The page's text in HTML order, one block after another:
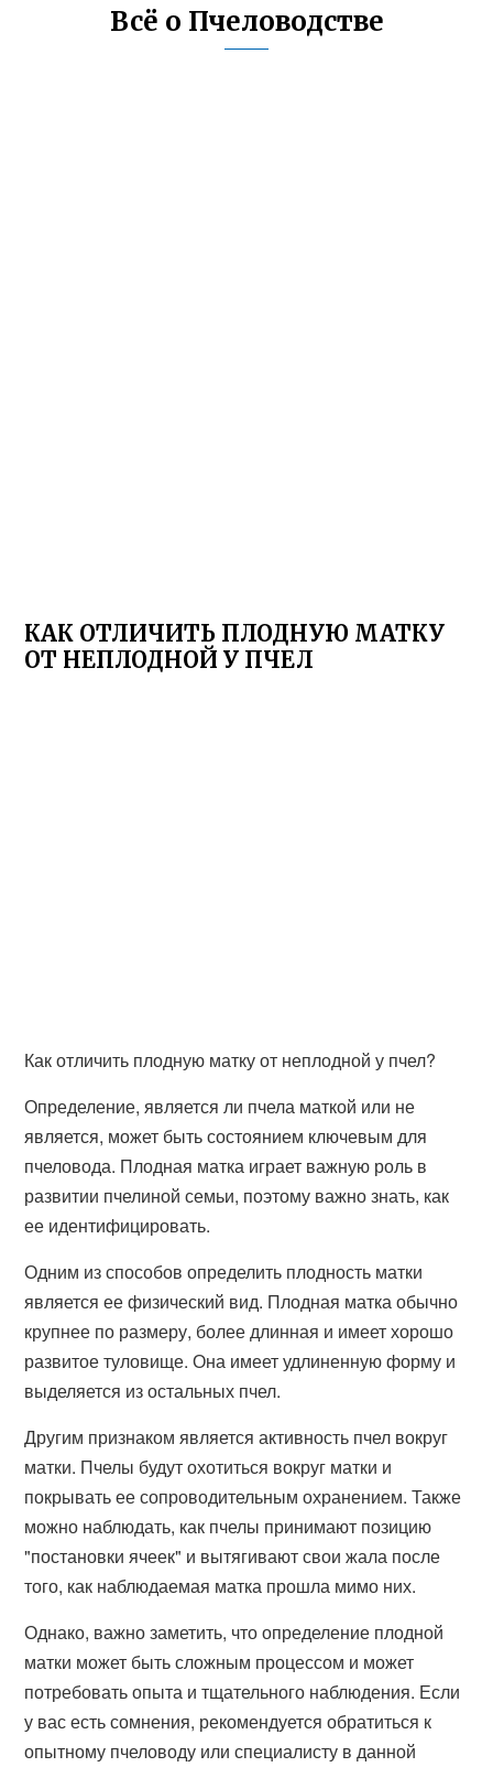
Всё о Пчеловодстве
КАК ОТЛИЧИТЬ ПЛОДНУЮ МАТКУ
ОТ НЕПЛОДНОЙ У ПЧЕЛ
Как отличить плодную матку от неплодной у пчел?
Определение, является ли пчела маткой или не
является, может быть состоянием ключевым для
пчеловода. Плодная матка играет важную роль в
развитии пчелиной семьи, поэтому важно знать, как
ее идентифицировать.
Одним из способов определить плодность матки
является ее физический вид. Плодная матка обычно
крупнее по размеру, более длинная и имеет хорошо
развитое туловище. Она имеет удлиненную форму и
выделяется из остальных пчел.
Другим признаком является активность пчел вокруг
матки. Пчелы будут охотиться вокруг матки и
покрывать ее сопроводительным охранением. Также
можно наблюдать, как пчелы принимают позицию
"постановки ячеек" и вытягивают свои жала после
того, как наблюдаемая матка прошла мимо них.
Однако, важно заметить, что определение плодной
матки может быть сложным процессом и может
потребовать опыта и тщательного наблюдения. Если
у вас есть сомнения, рекомендуется обратиться к
опытному пчеловоду или специалисту в данной